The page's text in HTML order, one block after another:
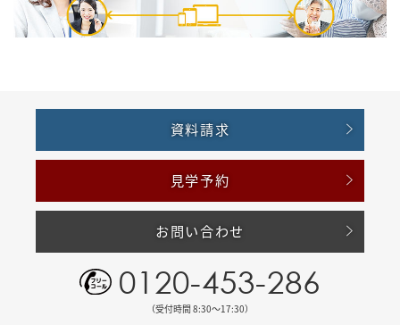
資料請求
見学予約
お問い合わせ
0120-453-286
（受付時間 8:30〜17:30）